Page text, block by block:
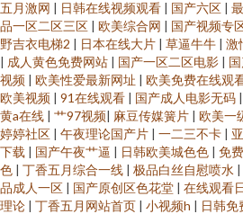
五月激网 | 日韩在线视频观看 | 国产六区 |
品一区二区三区 | 欧美综合网 | 国产视频专
野吉衣电梯2 | 日本在线大片 | 草逼牛牛 | 激
| 成人黄色免费网站 | 国产一区二区电影 |
视频 | 欧美性爱最新网址 | 欧美免费在线观
欧美视频 | 91在线观看 | 国产成人电影无码 |
黄a在线 | 艹97视频| 麻豆传媒簧片 | 欧美一
婷婷社区 | 午夜理论国产片 | 一二三不卡 |
下载 | 国产午夜艹逼 | 日韩欧美城色色 | 免
色 | 丁香五月综合一线 | 极品白丝自慰喷水 |
品成人一区 | 国产原创区色花堂 | 在线观看
理论 | 丁香五月网站首页 | 小视频h | 日韩免